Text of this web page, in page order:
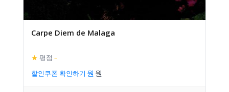
Carpe Diem de Malaga
★ 평점 –
할인쿠폰 확인하기